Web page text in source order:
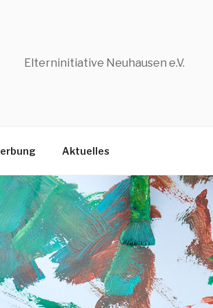
Elterninitiative Neuhausen e.V.
Aktuelles